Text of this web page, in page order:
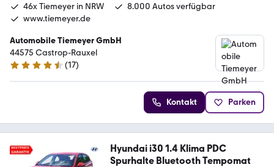
46x Tiemeyer in NRW
8.000 Autos verfügbar
www.tiemeyer.de
Automobile Tiemeyer GmbH
44575 Castrop-Rauxel
4.6 Sterne
(17)
Kontakt Parken
Hyundai i30 1.4 Klima PDC
Spurhalte Bluetooth Tempomat